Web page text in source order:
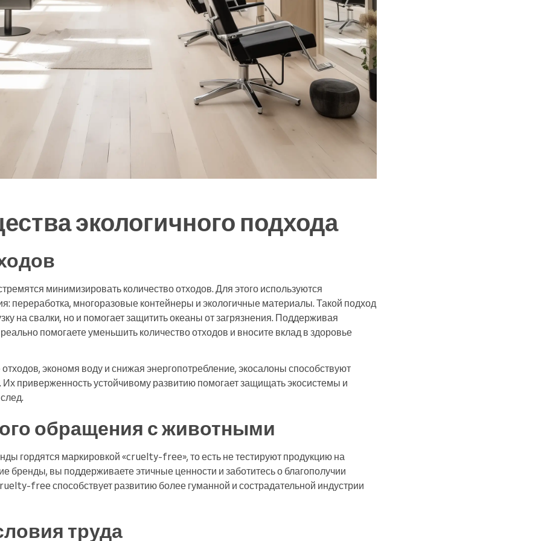
экологичного подхода
минимизировать количество отходов. Для этого используются
переработка, многоразовые контейнеры и экологичные материалы. Такой подход
на свалки, но и помогает защитить океаны от загрязнения. Поддерживая
помогаете уменьшить количество отходов и вносите вклад в здоровье
экономя воду и снижая энергопотребление, экосалоны способствуют
приверженность устойчивому развитию помогает защищать экосистемы и
обращения с животными
гордятся маркировкой «cruelty-free», то есть не тестируют продукцию на
бренды, вы поддерживаете этичные ценности и заботитесь о благополучии
free способствует развитию более гуманной и сострадательной индустрии
труда